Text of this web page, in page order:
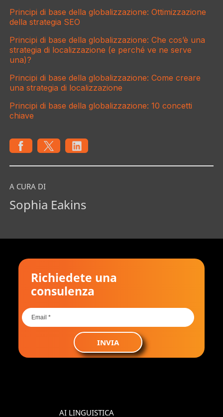
Principi di base della globalizzazione: Ottimizzazione
della strategia SEO
Principi di base della globalizzazione: Che cos’è una
strategia di localizzazione (e perché ve ne serve
una)?
Principi di base della globalizzazione: Come creare
una strategia di localizzazione
Principi di base della globalizzazione: 10 concetti
chiave
A CURA DI
Sophia Eakins
Richiedete una
consulenza
INVIA
AI LINGUISTICA